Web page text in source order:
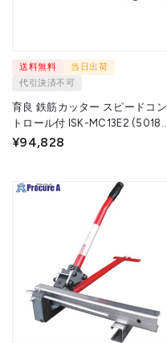
送料無料
当日出荷
代引決済不可
育良 鉄筋カッター スピードコン
トロール付 ISK-MC13E2 (50187)
¥94,828